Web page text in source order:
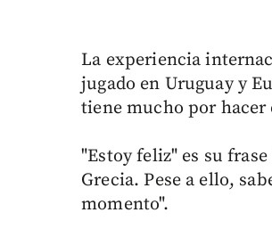
La experiencia
jugado en Uruguay y
tiene mucho por hacer
"Estoy feliz" es su
Grecia. Pese a ello,
momento".